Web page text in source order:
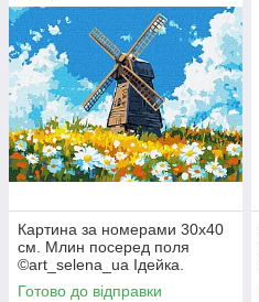
Картина за номерами 30х40
см. Млин посеред поля
©art_selena_ua Ідейка.
KHO6399
Готово до відправки